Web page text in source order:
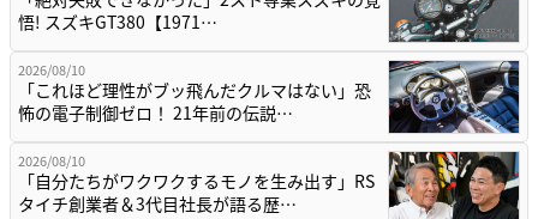
悟! スズキGT380【1971…
2026/08/10
「これほど理性がブッ飛んだクルマはない」恐
怖の電子制御ゼロ！ 21年前の伝説…
2026/08/10
「自分たちがワクワクするモノを生み出す」RS
タイチ創業者＆3代目社長が語る歴…